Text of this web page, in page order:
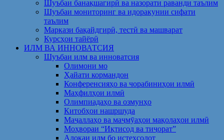
Шуъбаи банақшагирӣ ва назорати раванди таълим
Шуъбаи мониторинг ва идоракунии сифати
таълим
Маркази бақайдгирӣ, тестӣ ва машварат
Курсҳои тайёрӣ
ИЛМ ВА ИННОВАТСИЯ
Шуъбаи илм ва инноватсия
Олимони мо
Ҳайати кормандон
Конференсияҳо ва чорабиниҳои илмӣ
Маҳфилҳои илмӣ
Олимпиадаҳо ва озмунҳо
Китобҳои нашршуда
Маҷаллаҳо ва маҷмӯаҳои мақолаҳои илмӣ
Моҳвораи “Иқтисод ва тиҷорат”
Алоқаи илм бо истеҳсолот